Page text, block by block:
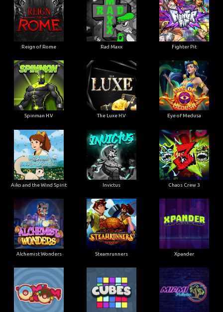
Reign of Rome Rad Maxx Fighter Pit
Spinman H.V The Luxe H.V Eye of Medusa
Aiko and the Wind Spirit Invictus Chaos Crew 3
Alchemist Wonders Steamrunners Xpander